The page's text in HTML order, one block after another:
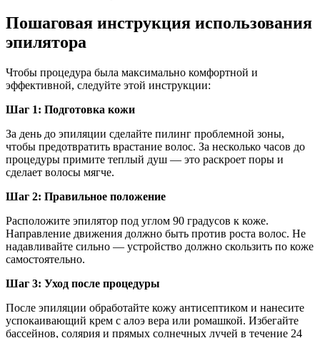
Пошаговая инструкция использования
эпилятора
Чтобы процедура была максимально комфортной и
эффективной, следуйте этой инструкции:
Шаг 1: Подготовка кожи
За день до эпиляции сделайте пилинг проблемной зоны,
чтобы предотвратить врастание волос. За несколько часов до
процедуры примите теплый душ — это раскроет поры и
сделает волосы мягче.
Шаг 2: Правильное положение
Расположите эпилятор под углом 90 градусов к коже.
Направление движения должно быть против роста волос. Не
надавливайте сильно — устройство должно скользить по коже
самостоятельно.
Шаг 3: Уход после процедуры
После эпиляции обработайте кожу антисептиком и нанесите
успокаивающий крем с алоэ вера или ромашкой. Избегайте
бассейнов, солярия и прямых солнечных лучей в течение 24